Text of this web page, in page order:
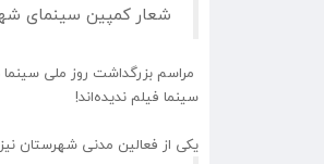
شعار کمپین سینمای
مراسم بزرگداشت روز ملی
سینما فیلم ندیده‌اند!
یکی از فعالین مدنی شهرستان